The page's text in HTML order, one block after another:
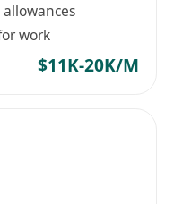
work
$11K-20K/M